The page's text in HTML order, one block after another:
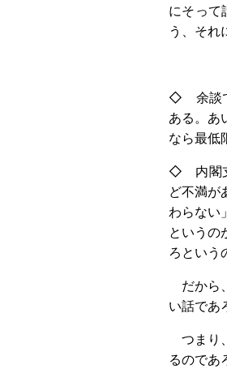
にそって
う、それ
◇ 余談で
ある。あ
なら最低
◇ 内閣支
ど不満が
わらない
というの
ろという
だから
い話であ
つまり
るのであ